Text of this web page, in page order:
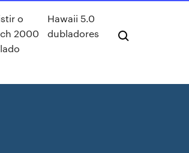
o
2000
Hawaii 5.0
dubladores